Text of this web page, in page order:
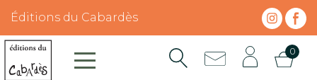
Skip
content
Éditions du Cabardès
0
Panneau de gestion des cookies